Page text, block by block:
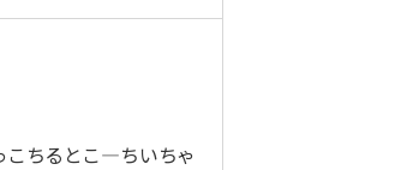
こちるとこ―ちいちゃ